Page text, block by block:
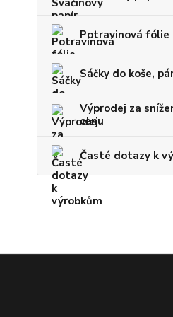
Potravinová fólie
Sáčky do koše,
Výprodej za
cenu
Časté dotazy k